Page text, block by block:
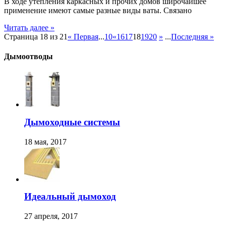
применение имеют самые разные виды ваты. Связано
Читать далее »
Страница 18 из 21 « Первая...10«1617181920 » ...Последняя »
Дымоотводы
Дымоходные системы
18 мая, 2017
Идеальный дымоход
27 апреля, 2017